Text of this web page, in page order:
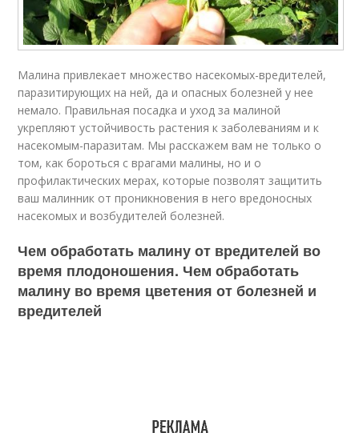
Малина привлекает множество насекомых-вредителей,
паразитирующих на ней, да и опасных болезней у нее
немало. Правильная посадка и уход за малиной
укрепляют устойчивость растения к заболеваниям и к
насекомым-паразитам. Мы расскажем вам не только о
том, как бороться с врагами малины, но и о
профилактических мерах, которые позволят защитить
ваш малинник от проникновения в него вредоносных
насекомых и возбудителей болезней.
Чем обработать малину от вредителей во
время плодоношения. Чем обработать
малину во время цветения от болезней и
вредителей